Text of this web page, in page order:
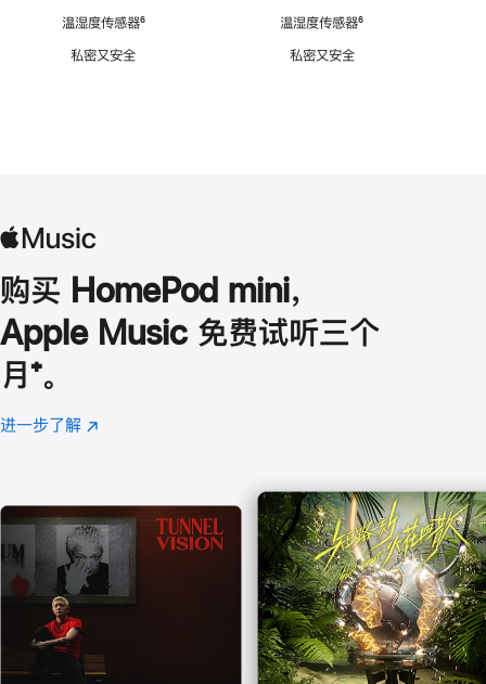
温湿度传感器脚
⁶
私密又安全
温湿度传感器脚
⁶
私密又安全
购买 HomePod mini，
Apple Music 免费试听三个
月 脚
注
⁺。
进一步了解 Apple
(在
口
中
打
开)